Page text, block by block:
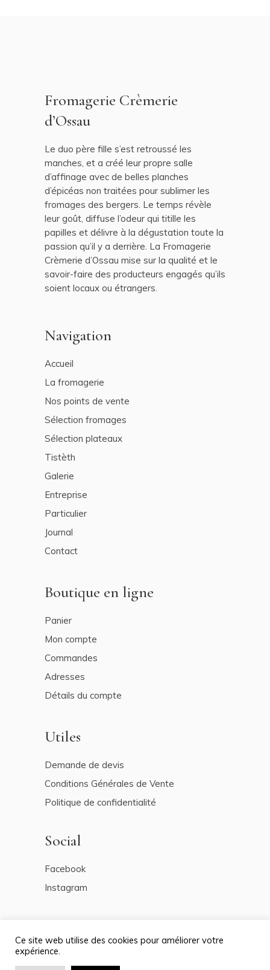
Fromagerie Crèmerie
d’Ossau
Le duo père fille s’est retroussé les
manches, et a créé leur propre salle
d’affinage avec de belles planches
d’épicéas non traitées pour sublimer les
fromages des bergers. Le temps révèle
leur goût, diffuse l’odeur qui titille les
papilles et délivre à la dégustation toute la
passion qu’il y a derrière. La Fromagerie
Crèmerie d’Ossau mise sur la qualité et le
savoir-faire des producteurs engagés qu’ils
soient locaux ou étrangers.
Navigation
Accueil
La fromagerie
Nos points de vente
Sélection fromages
Sélection plateaux
Tistèth
Galerie
Entreprise
Particulier
Journal
Contact
Boutique en ligne
Panier
Mon compte
Commandes
Adresses
Détails du compte
Utiles
Demande de devis
Conditions Générales de Vente
Politique de confidentialité
Social
Facebook
Instagram
Ce site web utilise des cookies pour améliorer votre
expérience.